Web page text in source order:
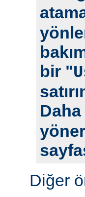
bir "
Diğer